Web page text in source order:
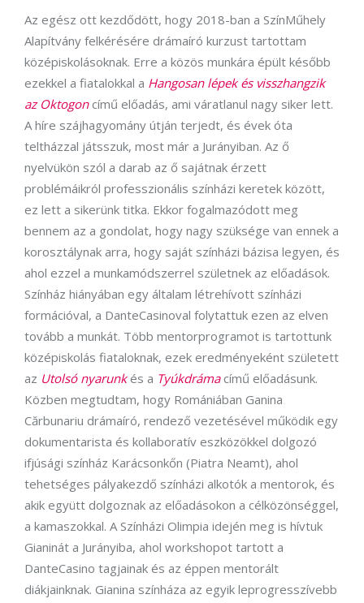
Az egész ott kezdődött, hogy 2018-ban a SzínMűhely
Alapítvány felkérésére drámaíró kurzust tartottam
középiskolásoknak. Erre a közös munkára épült később
ezekkel a fiatalokkal a Hangosan lépek és visszhangzik
az Oktogoncímű előadás, ami váratlanul nagy siker lett.
A híre szájhagyomány útján terjedt, és évek óta
teltházzal játsszuk, most már a Jurányiban. Az ő
nyelvükön szól a darab az ő sajátnak érzett
problémáikról professzionális színházi keretek között,
ez lett a sikerünk titka. Ekkor fogalmazódott meg
bennem az a gondolat, hogy nagy szüksége van ennek a
korosztálynak arra, hogy saját színházi bázisa legyen, és
ahol ezzel a munkamódszerrel születnek az előadások.
Színház hiányában egy általam létrehívott színházi
formációval, a DanteCasinoval folytattuk ezen az elven
tovább a munkát. Több mentorprogramot is tartottunk
középiskolás fiataloknak, ezek eredményeként született
az Utolsó nyarunkés a Tyúkdrámacímű előadásunk.
Közben megtudtam, hogy Romániában Ganina
Cărbunariu drámaíró, rendező vezetésével működik egy
dokumentarista és kollaboratív eszközökkel dolgozó
ifjúsági színház Karácsonkőn (Piatra Neamt), ahol
tehetséges pályakezdő színházi alkotók a mentorok, és
akik együtt dolgoznak az előadásokon a célközönséggel,
a kamaszokkal. A Színházi Olimpia idején meg is hívtuk
Gianinát a Jurányiba, ahol workshopot tartott a
DanteCasino tagjainak és az éppen mentorált
diákjainknak. Gianina színháza az egyik leprogresszívebb